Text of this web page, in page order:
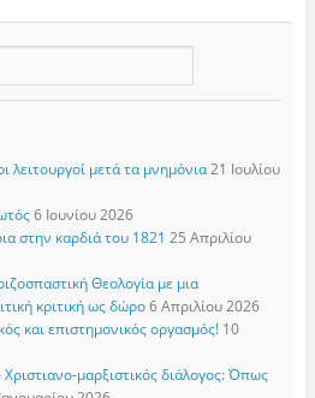
λειτουργοί μετά τα μνημόνια 21 Ιουλίου
6 Ιουνίου 2026
στην καρδιά του 1821 25 Απριλίου
Θεολογία με μια
κριτική ως δώρο 6 Απριλίου 2026
και επιστημονικός οργασμός! 10
Χριστιανο-μαρξιστικός διάλογος: Όπως